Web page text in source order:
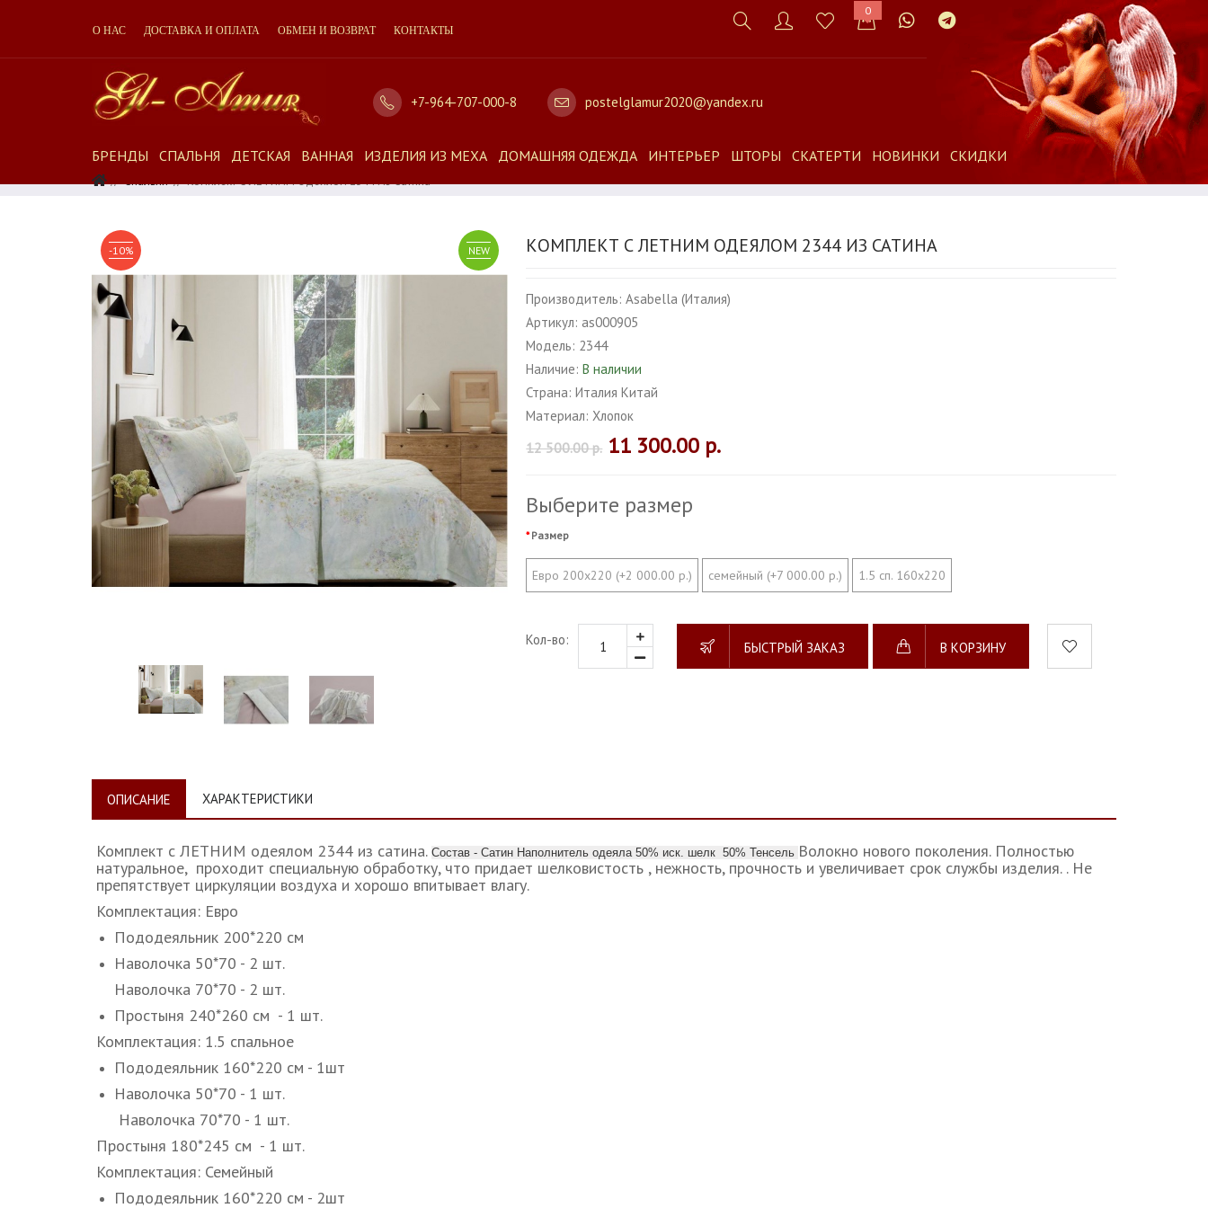
0
О НАС ДОСТАВКА И ОПЛАТА ОБМЕН И ВОЗВРАТ КОНТАКТЫ
+7-964-707-000-8 postelglamur2020@yandex.ru
БРЕНДЫ СПАЛЬНЯ ДЕТСКАЯ ВАННАЯ ИЗДЕЛИЯ ИЗ МЕХА ДОМАШНЯЯ ОДЕЖДА ИНТЕРЬЕР ШТОРЫ СКАТЕРТИ НОВИНКИ СКИДКИ
Спальня Комплект С ЛЕТНИМ Одеялом 2344 Из Сатина
NEW
-10% КОМПЛЕКТ С ЛЕТНИМ ОДЕЯЛОМ 2344 ИЗ САТИНА
Производитель: Asabella (Италия)
Артикул: as000905
Модель: 2344
Наличие: В наличии
Страна: Италия Китай
Материал: Хлопок
12 500.00 р. 11 300.00 р.
Выберите размер
Размер
Евро 200х220 (+2 000.00 р.) семейный (+7 000.00 р.) 1.5 сп. 160х220
Кол-во: БЫСТРЫЙ ЗАКАЗ В КОРЗИНУ
ОПИСАНИЕ ХАРАКТЕРИСТИКИ
Комплект с ЛЕТНИМ одеялом 2344 из сатина. Состав - Сатин Наполнитель одеяла 50% иск. шелк 50% Тенсель Волокно нового поколения. Полностью
натуральное, проходит специальную обработку, что придает шелковистость , нежность, прочность и увеличивает срок службы изделия. . Не
препятствует циркуляции воздуха и хорошо впитывает влагу.
Комплектация: Евро
Пододеяльник 200*220 см
Наволочка 50*70 - 2 шт.
Наволочка 70*70 - 2 шт.
Простыня 240*260 см - 1 шт.
Комплектация: 1.5 спальное
Пододеяльник 160*220 см - 1шт
Наволочка 50*70 - 1 шт.
Наволочка 70*70 - 1 шт.
Простыня 180*245 см - 1 шт.
Комплектация: Семейный
Пододеяльник 160*220 см - 2шт